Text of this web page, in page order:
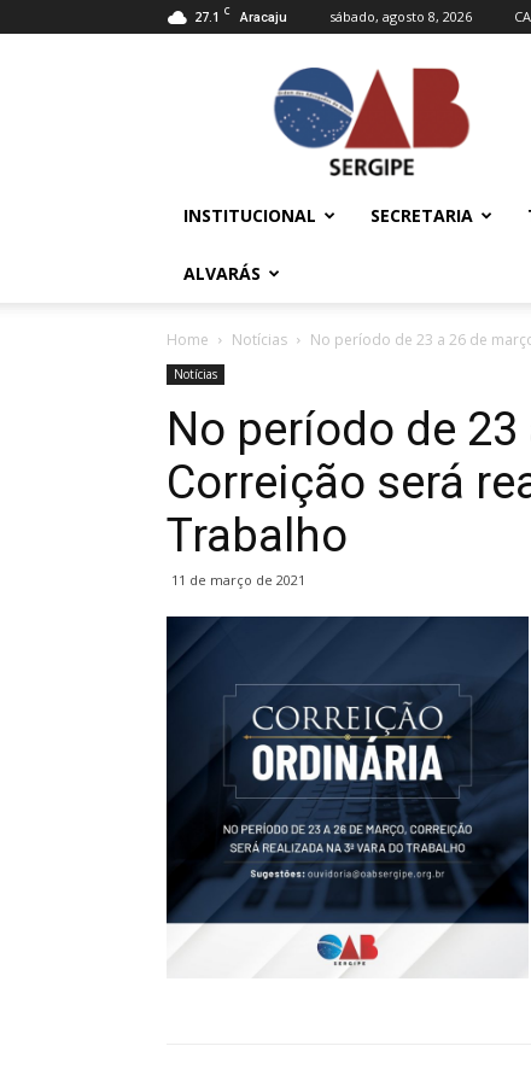
27.1 C Aracaju sábado, agosto 8, 2026
OAB/SE
Ordem
do
INSTITUCIONAL SECRETARIA
ALVARÁS
Home Notícias No período de 23 a 26 de
Notícias
No período de
Correição será
Trabalho
11 de março de 2021